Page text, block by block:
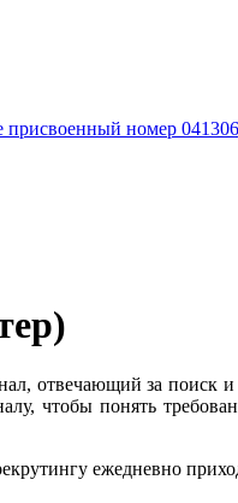
присвоенный номер
отвечающий за
чтобы понять
ежедневно